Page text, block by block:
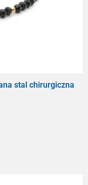
stal chirurgiczna